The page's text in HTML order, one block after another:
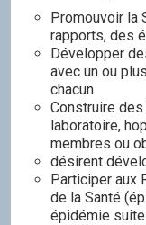
Promouvoir la
rapports, des
Développer
avec un ou
chacun
Construire
laboratoire,
membres ou
désirent
Participer aux
de la Santé
épidémie